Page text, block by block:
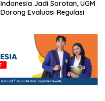
Indonesia Jadi Sorotan, UGM
Dorong Evaluasi Regulasi